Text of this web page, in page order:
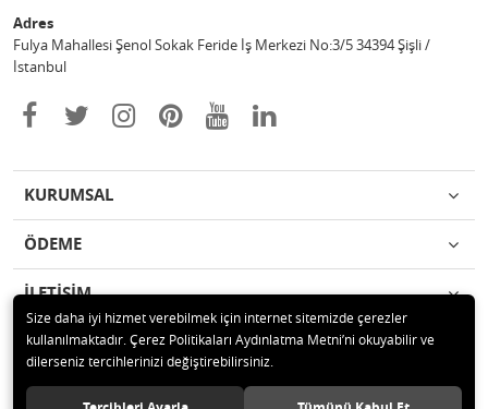
Adres
Fulya Mahallesi Şenol Sokak Feride İş Merkezi No:3/5 34394 Şişli /
İstanbul
KURUMSAL
ÖDEME
İLETİŞİM
© 2020 Enotek Mühendislik ve Danışmalık Hizm. San. ve Tic. A.Ş. Tüm
hakları saklıdır.
Size daha iyi hizmet verebilmek için internet sitemizde çerezler
kullanılmaktadır. Çerez Politikaları Aydınlatma Metni’ni okuyabilir ve
dilerseniz tercihlerinizi değiştirebilirsiniz.